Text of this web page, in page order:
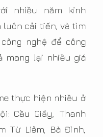
nhiều năm kinh
luôn cải tiến, và tìm
nghệ để công
mang lại nhiều giá
thực hiện nhiều ở
Cầu Giấy, Thanh
Từ Liêm, Bà Đình,